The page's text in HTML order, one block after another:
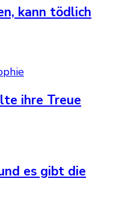
kann tödlich
ihre Treue
es gibt die